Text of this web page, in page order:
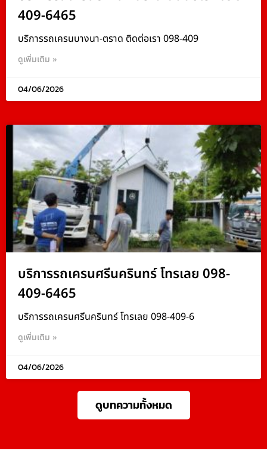
409-6465
บริการรถเครนบางนา-ตราด ติดต่อเรา 098-409
ดูเพิ่มเติม »
04/06/2026
บริการรถเครนศรีนครินทร์ โทรเลย 098-
409-6465
บริการรถเครนศรีนครินทร์ โทรเลย 098-409-6
ดูเพิ่มเติม »
04/06/2026
ดูบทความทั้งหมด